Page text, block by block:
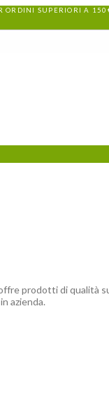
ORDINI SUPERIORI A
prodotti di qualità
azienda.